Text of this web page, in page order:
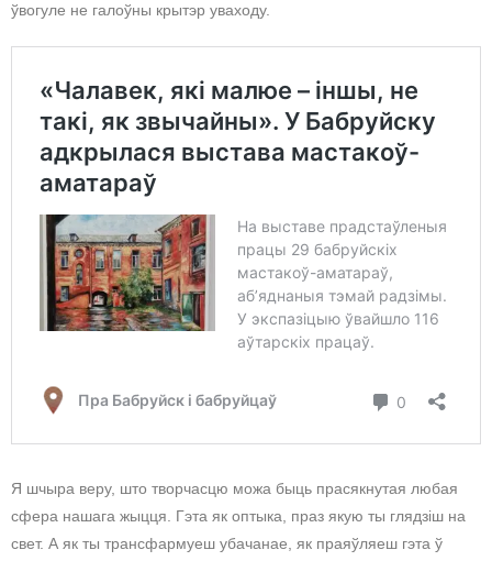
ўвогуле не галоўны крытэр уваходу.
Я шчыра веру, што творчасцю можа быць прасякнутая любая
сфера нашага жыцця. Гэта як оптыка, праз якую ты глядзіш на
свет. А як ты трансфармуеш убачанае, як праяўляеш гэта ў